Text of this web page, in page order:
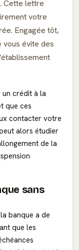
Cette lettre
votre
Engagée tôt,
vous évite des
crédit à la
que ces
contacter votre
alors étudier
de la
sans
banque a de
que les